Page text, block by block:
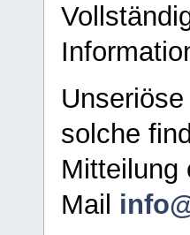
solche
Mitteilung
Mail